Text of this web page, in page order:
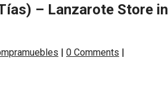
– Lanzarote Store in
| 0 Comments |